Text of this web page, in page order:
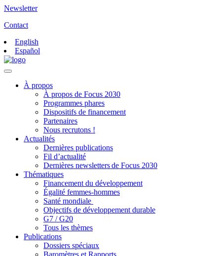
Newsletter
Contact
English
Español
À propos
À propos de Focus 2030
Programmes phares
Dispositifs de financement
Partenaires
Nous recrutons !
Actualités
Dernières publications
Fil d’actualité
Dernières newsletters de Focus 2030
Thématiques
Financement du développement
Égalité femmes-hommes
Santé mondiale
Objectifs de développement durable
G7 / G20
Tous les thèmes
Publications
Dossiers spéciaux
Baromètres et Rapports